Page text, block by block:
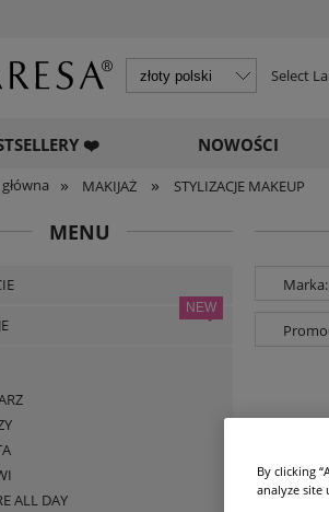
Select
❤️ NOWOŚCI
» MAKIJAŻ » STYLIZACJE MAKEUP
MENU
ALL DAY
By clicking
analyze site